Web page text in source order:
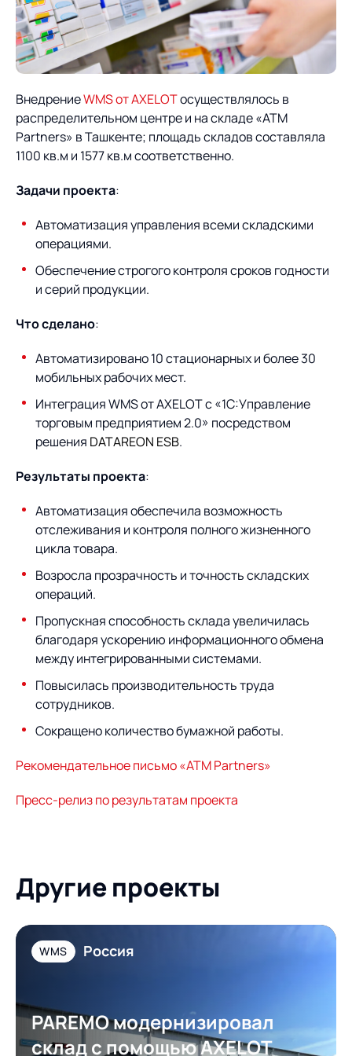
О компании
ИТ-аккредитация
Карьера
Партнеры
Импортозамещение
Продукты
Управление цепями
поставок
Управление складами
и транспортным парком
Интегрированное
планирование
Управление
контейнерным
Оптимизация в цепях
поставок
Управление двором
Роботизация
Логистический
консалтинг
процессов
Техническое оснащение
Постпроектное
сопровождение
Нетворкинг и обмен
опытом вместе с AXELOT
компетенций
Пресс-центр
Проекты
Контакты
Предложение для
учебных заведений
База знаний
База знаний
ВнедрениеWMS от AXELOTосуществлялось в
распределительном центре и на складе «ATM
Partners» в Ташкенте; площадь складов составляла
1100 кв.м и 1577 кв.м соответственно.
Задачи проекта:
Автоматизация управления всеми складскими
операциями.
Обеспечение строгого контроля сроков годности
и серий продукции.
Что сделано:
Автоматизировано 10 стационарных и более 30
мобильных рабочих мест.
Интеграция WMS от AXELOT с «1С:Управление
торговым предприятием 2.0» посредством
решения DATAREON ESB.
Результаты проекта:
Автоматизация обеспечила возможность
отслеживания и контроля полного жизненного
цикла товара.
Возросла прозрачность и точность складских
операций.
Пропускная способность склада увеличилась
благодаря ускорению информационного обмена
между интегрированными системами.
Повысилась производительность труда
сотрудников.
Сокращено количество бумажной работы.
Рекомендательное письмо «ATM Partners»
Пресс-релиз по результатам проекта
Другие проекты
WMS Россия
PAREMO модернизировал
склад с помощью AXELOT